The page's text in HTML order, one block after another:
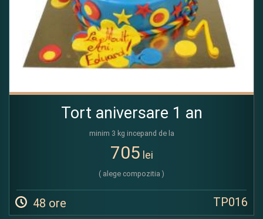
Tort aniversare 1 an
minim 3 kg incepand de la
705 lei
( alege compozitia )
48 ore TP016